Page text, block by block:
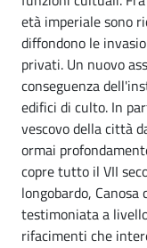
età imperiale sono
diffondono le
privati. Un nuovo
conseguenza
edifici di culto. In
vescovo della città
ormai
copre tutto il VII
longobardo,
testimoniata a
rifacimenti che